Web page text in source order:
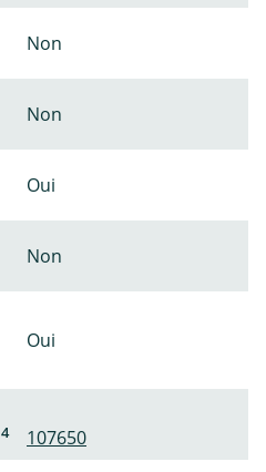
Non
Non
Oui
Non
Oui
4
107650